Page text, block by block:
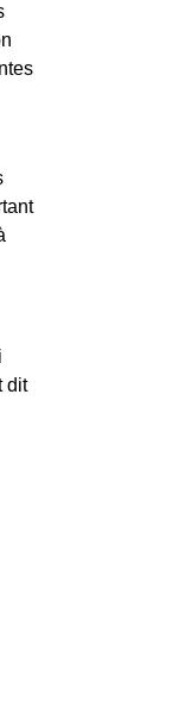
dit